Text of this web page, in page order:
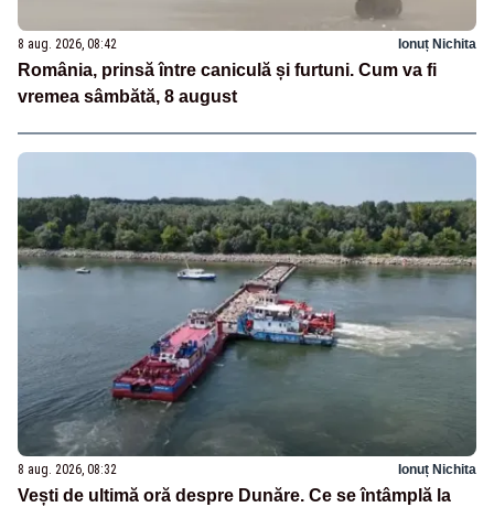
8 aug. 2026, 08:42 Ionuț Nichita
România, prinsă între caniculă și furtuni. Cum va fi
vremea sâmbătă, 8 august
8 aug. 2026, 08:32 Ionuț Nichita
Vești de ultimă oră despre Dunăre. Ce se întâmplă la